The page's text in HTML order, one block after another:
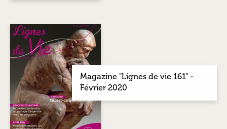
Magazine "Lignes de vie 161" -
Février 2020